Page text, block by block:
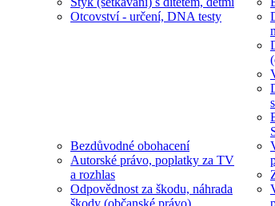
Otcovství - určení, DNA testy
Bezdůvodné obohacení
Autorské právo, poplatky za TV
a rozhlas
Odpovědnost za škodu, náhrada
škody (občanské právo)